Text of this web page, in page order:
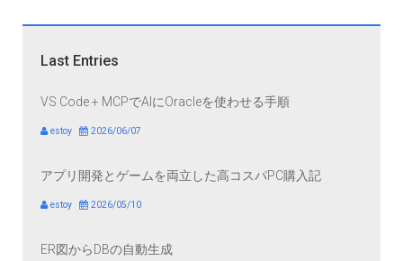
Last Entries
VS Code + MCPでAIにOracleを使わせる手順
estoy 2026/06/07
アプリ開発とゲームを両立した高コスパPC購入記
estoy 2026/05/10
ER図からDBの自動生成